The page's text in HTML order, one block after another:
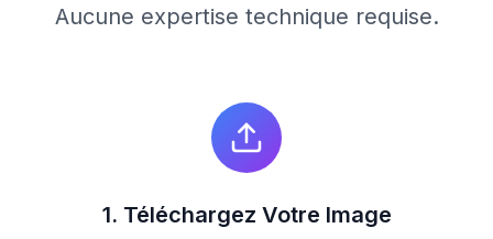
Aucune expertise technique requise.
1. Téléchargez Votre Image